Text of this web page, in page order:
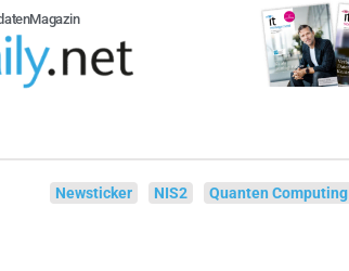
Magazin
Newsticker NIS2 Quanten Computing